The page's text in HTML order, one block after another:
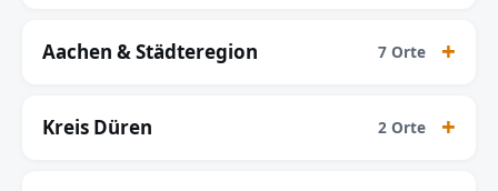
Aachen & Städteregion 7 Orte
Kreis Düren 2 Orte